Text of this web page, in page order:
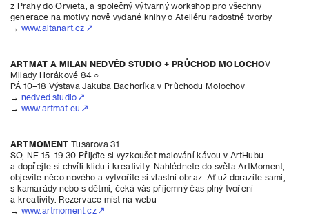
z Prahy do Orvieta; a společný výtvarný workshop pro všechny
generace na motivy nově vydané knihy o Ateliéru radostné tvorby
→ www.altanart.cz
ARTMAT A MILAN NEDVĚD STUDIO + PRŮCHOD MOLOCHOV
Milady Horákové 84 ○
PÁ 10–18 Výstava Jakuba Bachoríka v Průchodu Molochov
→ nedved.studio
→ www.artmat.eu
ARTMOMENT Tusarova 31
SO, NE 15–19.30 Přijďte si vyzkoušet malování kávou v ArtHubu
a dopřejte si chvíli klidu i kreativity. Nahlédnete do světa ArtMoment,
objevíte něco nového a vytvoříte si vlastní obraz. Ať už dorazíte sami,
s kamarády nebo s dětmi, čeká vás příjemný čas plný tvoření
a kreativity. Rezervace míst na webu
→ www.artmoment.cz